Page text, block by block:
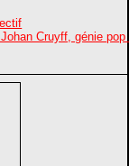
Cruyff, génie